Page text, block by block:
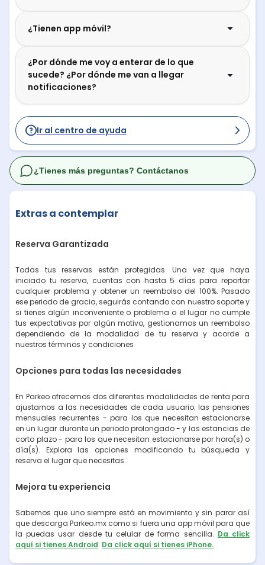
¿Tienen app móvil?
¿Por dónde me voy a enterar de lo que
sucede? ¿Por dónde me van a llegar
notificaciones?
Ir al centro de ayuda
Extras a contemplar
Reserva Garantizada
Todas tus reservas están protegidas. Una vez que haya
iniciado tu reserva, cuentas con hasta 5 días para reportar
cualquier problema y obtener un reembolso del 100%. Pasado
ese periodo de gracia, seguirás contando con nuestro soporte y
si tienes algún inconveniente o problema o el lugar no cumple
tus expectativas por algún motivo, gestionamos un reembolso
dependiendo de la modalidad de tu reserva y acorde a
nuestros términos y condiciones
Opciones para todas las necesidades
En Parkeo ofrecemos dos diferentes modalidades de renta para
ajustarnos a las necesidades de cada usuario; las pensiones
mensuales recurrentes - para los que necesitan estacionarse
en un lugar durante un periodo prolongado - y las estancias de
corto plazo - para los que necesitan estacionarse por hora(s) o
día(s). Explora las opciones modificando tu búsqueda y
reserva el lugar que necesitas.
Mejora tu experiencia
Sabemos que uno siempre está en movimiento y sin parar así
que descarga Parkeo.mx como si fuera una app móvil para que
la puedas usar desde tu celular de forma sencilla. Da click
aquí si tienes Android. Da click aquí si tienes iPhone.
¿Tienes más preguntas? Contáctanos